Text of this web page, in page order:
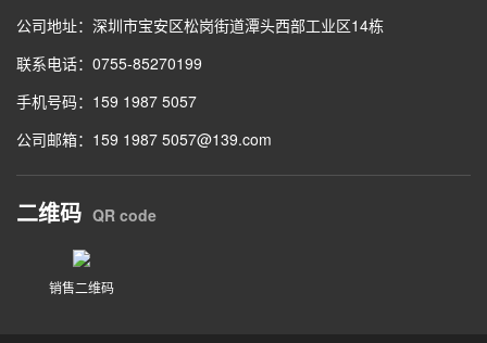
公司地址：深圳市宝安区松岗街道潭头西部工业区14栋
联系电话：0755-85270199
手机号码：159 1987 5057
公司邮箱：159 1987 5057@139.com
二维码 QR code
销售二维码